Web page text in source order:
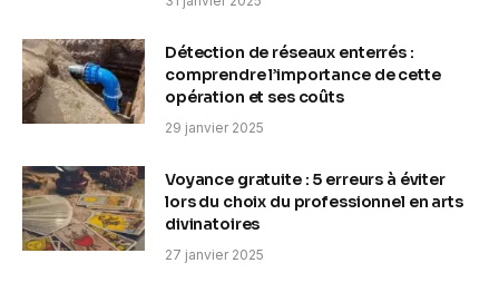
Détection de réseaux enterrés :
comprendre l’importance de cette
opération et ses coûts
29 janvier 2025
Voyance gratuite : 5 erreurs à éviter
lors du choix du professionnel en arts
divinatoires
27 janvier 2025